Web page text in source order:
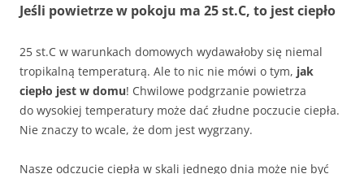
Jeśli powietrze w pokoju ma 25 st.C, to jest ciepło
25 st.C w warunkach domowych wydawałoby się niemal
tropikalną temperaturą. Ale to nic nie mówi o tym, jak
ciepło jest w domu! Chwilowe podgrzanie powietrza
do wysokiej temperatury może dać złudne poczucie ciepła.
Nie znaczy to wcale, że dom jest wygrzany.
Nasze odczucie ciepła w skali jednego dnia może nie być